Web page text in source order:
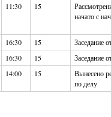
11:30 15
начато с
16:30 15
Заседание
16:30 15
Заседание
14:00 15
Вынесено
по делу